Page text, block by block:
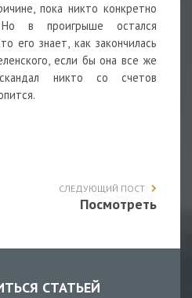
пока никто конкретно
в проигрыше остался
его знает, как закончилась
если бы она все же
никто со счетов
СЛЕДУЮЩИЙ ПОСТ
Посмотреть
СТАТЬЕЙ